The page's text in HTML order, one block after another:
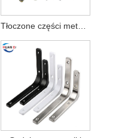
Tłoczone części metalowe dla przemysłu motoryzacyjnego